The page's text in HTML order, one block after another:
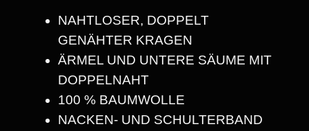
NAHTLOSER, DOPPELT
GENÄHTER KRAGEN
ÄRMEL UND UNTERE SÄUME MIT
DOPPELNAHT
100 % BAUMWOLLE
NACKEN- UND SCHULTERBAND